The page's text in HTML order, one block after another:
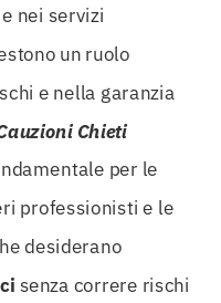
nei servizi
un ruolo
e nella garanzia
Chieti
per le
professionisti e le
desiderano
senza correre rischi